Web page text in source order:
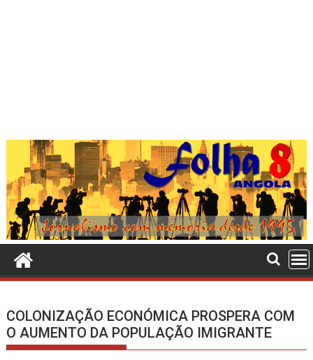
COLONIZAÇÃO ECONÓMICA PROSPERA COM
O AUMENTO DA POPULAÇÃO IMIGRANTE